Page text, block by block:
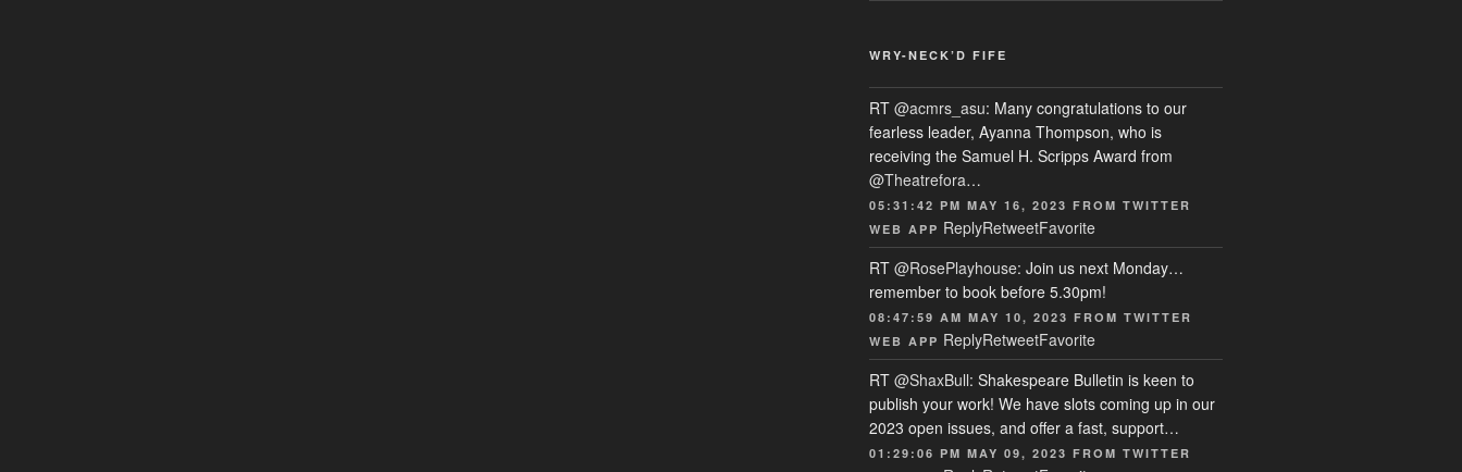
WRY-NECK’D FIFE
RT @acmrs_asu: Many congratulations to our
fearless leader, Ayanna Thompson, who is
receiving the Samuel H. Scripps Award from
@Theatrefora…
05:31:42 PM MAY 16, 2023 FROM TWITTER
WEB APP ReplyRetweetFavorite
RT @RosePlayhouse: Join us next Monday…
remember to book before 5.30pm!
08:47:59 AM MAY 10, 2023 FROM TWITTER
WEB APP ReplyRetweetFavorite
RT @ShaxBull: Shakespeare Bulletin is keen to
publish your work! We have slots coming up in our
2023 open issues, and offer a fast, support…
01:29:06 PM MAY 09, 2023 FROM TWITTER